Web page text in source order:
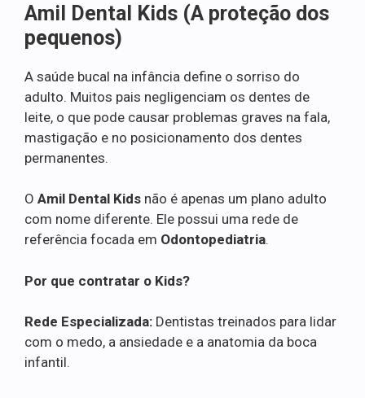
Amil Dental Kids (A proteção dos
pequenos)
A saúde bucal na infância define o sorriso do
adulto. Muitos pais negligenciam os dentes de
leite, o que pode causar problemas graves na fala,
mastigação e no posicionamento dos dentes
permanentes.
O Amil Dental Kids não é apenas um plano adulto
com nome diferente. Ele possui uma rede de
referência focada em Odontopediatria.
Por que contratar o Kids?
Rede Especializada: Dentistas treinados para lidar
com o medo, a ansiedade e a anatomia da boca
infantil.